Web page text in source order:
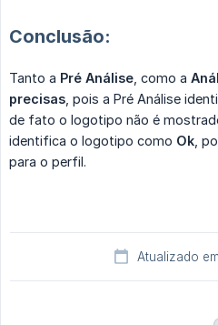
Conclusão:
Tanto a Pré Análise , como a
precisas , pois a Pré Análise
de fato o logotipo não é
identifica o logotipo como Ok ,
para o perfil.
Atualizado